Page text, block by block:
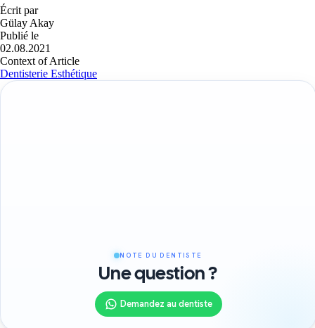
Écrit par
Gülay Akay
Publié le
02.08.2021
Context of Article
Dentisterie Esthétique
NOTE DU DENTISTE
Une question ?
Demandez au dentiste